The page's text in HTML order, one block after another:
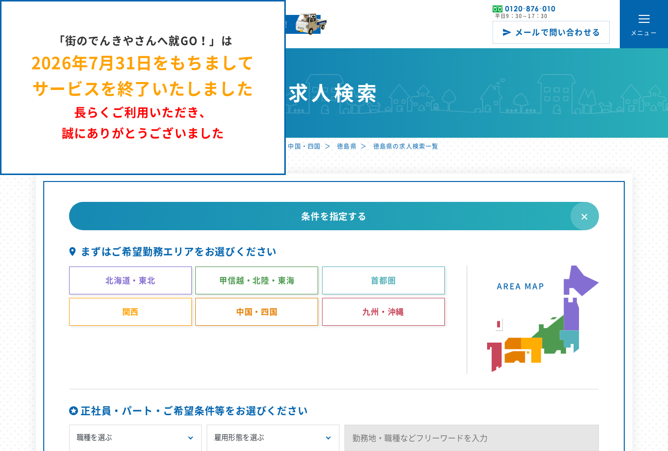
街のでんきやさんへ就GO！
平日9：30～17：30
メールで問い合わせる
「街のでんきやさんへ就GO！」は
2026年7月31日をもちまして
サービスを終了いたしました
長らくご利用いただき、
誠にありがとうございました
求人検索
中国・四国 徳島県 徳島県の求人検索一覧
条件を指定する
まずはご希望勤務エリアをお選びください
北海道・東北 甲信越・北陸・東海 首都圏
関西 中国・四国 九州・沖縄
正社員・パート・ご希望条件等をお選びください